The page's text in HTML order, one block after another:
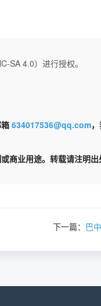
SA 4.0）进行授权。
634017536@qq.com
商业用途。转载请注明出
下一篇： 巴